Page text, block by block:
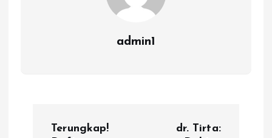
admin1
Terungkap!
dr. Tirta: